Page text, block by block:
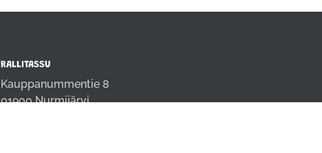
RALLITASSU
Kauppanummentie 8
01900 Nurmijärvi